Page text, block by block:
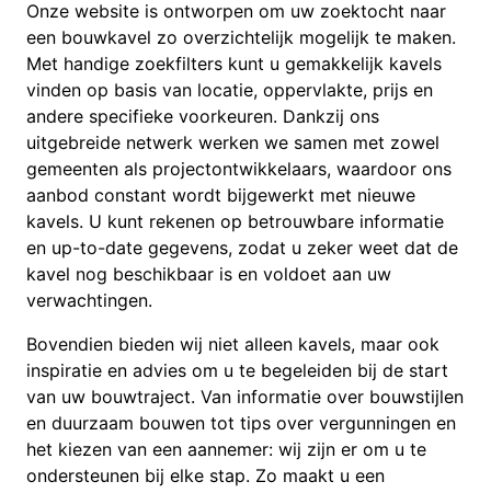
Onze website is ontworpen om uw zoektocht naar
een bouwkavel zo overzichtelijk mogelijk te maken.
Met handige zoekfilters kunt u gemakkelijk kavels
vinden op basis van locatie, oppervlakte, prijs en
andere specifieke voorkeuren. Dankzij ons
uitgebreide netwerk werken we samen met zowel
gemeenten als projectontwikkelaars, waardoor ons
aanbod constant wordt bijgewerkt met nieuwe
kavels. U kunt rekenen op betrouwbare informatie
en up-to-date gegevens, zodat u zeker weet dat de
kavel nog beschikbaar is en voldoet aan uw
verwachtingen.
Bovendien bieden wij niet alleen kavels, maar ook
inspiratie en advies om u te begeleiden bij de start
van uw bouwtraject. Van informatie over bouwstijlen
en duurzaam bouwen tot tips over vergunningen en
het kiezen van een aannemer: wij zijn er om u te
ondersteunen bij elke stap. Zo maakt u een